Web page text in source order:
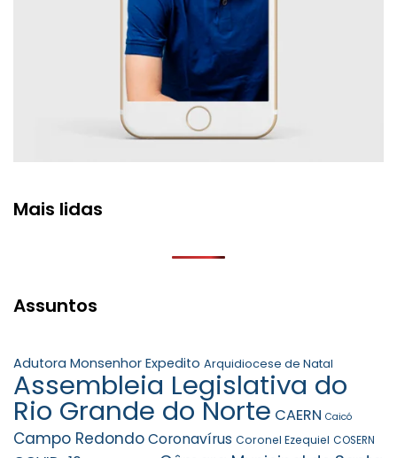
Mais lidas
Assuntos
Adutora Monsenhor Expedito Arquidiocese de Natal
Assembleia Legislativa do
Rio Grande do Norte CAERN Caicó
Campo RedondoCoronavírus Coronel Ezequiel COSERN